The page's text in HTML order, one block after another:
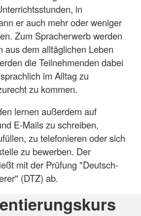
in
er auch mehr oder weniger
Zum Spracherwerb werden
aus dem alltäglichen Leben
die Teilnehmenden dabei
im Alltag zu
zu kommen.
lernen außerdem auf
E-Mails zu schreiben,
zu telefonieren oder sich
zu bewerben. Der
mit der Prüfung "Deutsch-
(DTZ) ab.